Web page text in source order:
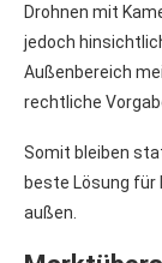
Drohnen mit
jedoch
Außenbereich
rechtliche
Somit bleiben
beste Lösung für
außen.